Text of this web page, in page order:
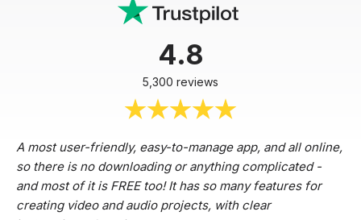
4.8
5,300 reviews
A most user-friendly, easy-to-manage app, and all online,
so there is no downloading or anything complicated -
and most of it is FREE too! It has so many features for
creating video and audio projects, with clear